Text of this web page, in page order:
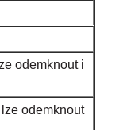
odemknout i
odemknout